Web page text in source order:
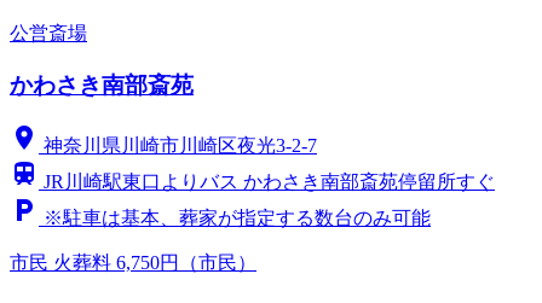
公営斎場
かわさき南部斎苑
location_on 神奈川県川崎市川崎区夜光3-2-7
train JR川崎駅東口よりバス かわさき南部斎苑停留所すぐ
local_parking ※駐車は基本、葬家が指定する数台のみ可能
市民 火葬料 6,750円（市民）